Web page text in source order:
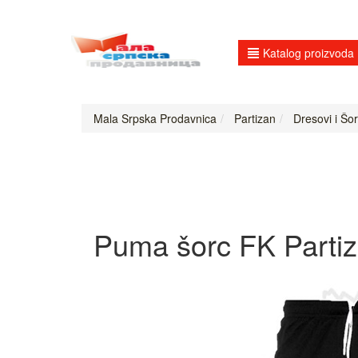
Katalog proizvoda
Mala Srpska Prodavnica Partizan Dresovi i
Puma šorc FK